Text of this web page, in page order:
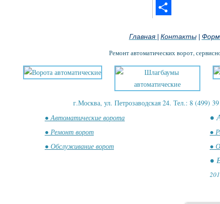
Email
Главная Контакты|
Ремонт автоматических ворот,
г.Москва, ул. Петрозаводская 24. Тел.: 8 (499)
● Автоматические ворота
●
● Ремонт ворот
●
● Обслуживание ворот
●
●